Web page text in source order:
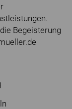
Begeisterung